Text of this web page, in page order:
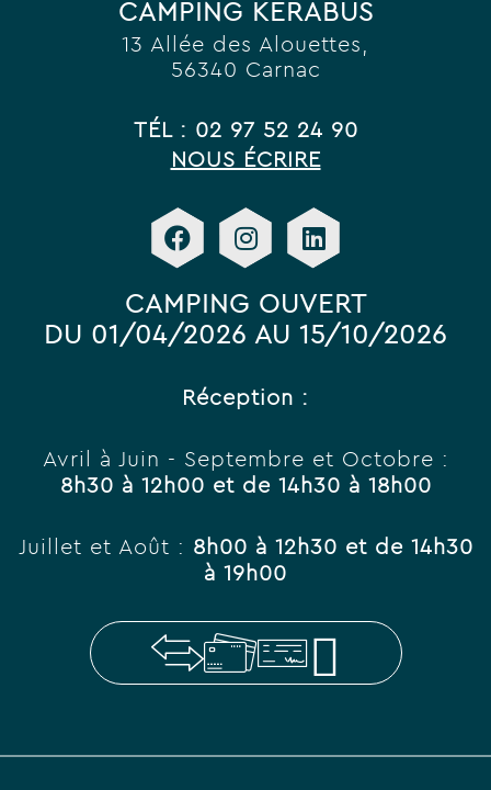
CAMPING KERABUS
13 Allée des Alouettes,
56340 Carnac
TÉL : 02 97 52 24 90
NOUS ÉCRIRE
CAMPING OUVERT
DU 01/04/2026 AU 15/10/2026
Réception :
Avril à Juin - Septembre et Octobre :
8h30 à 12h00 et de 14h30 à 18h00
Juillet et Août : 8h00 à 12h30 et de 14h30
à 19h00